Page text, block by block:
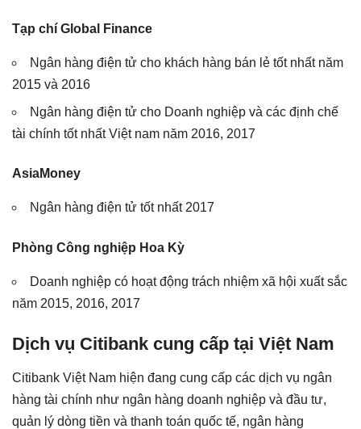
Tạp chí Global Finance
Ngân hàng điện tử cho khách hàng bán lẻ tốt nhất năm
2015 và 2016
Ngân hàng điện tử cho Doanh nghiệp và các định chế
tài chính tốt nhất Việt nam năm 2016, 2017
AsiaMoney
Ngân hàng điện tử tốt nhất 2017
Phòng Công nghiệp Hoa Kỳ
Doanh nghiệp có hoạt động trách nhiệm xã hội xuất sắc
năm 2015, 2016, 2017
Dịch vụ Citibank cung cấp tại Việt Nam
Citibank Việt Nam hiện đang cung cấp các dịch vụ ngân
hàng tài chính như ngân hàng doanh nghiệp và đầu tư,
quản lý dòng tiền và thanh toán quốc tế, ngân hàng